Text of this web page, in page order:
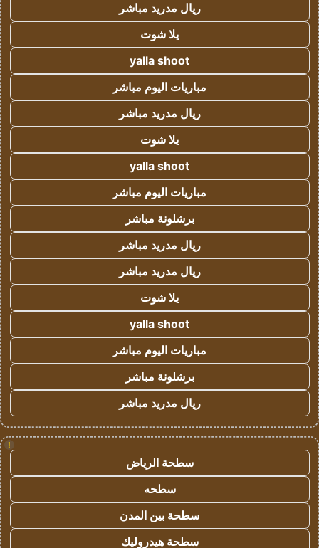
ريال مدريد مباشر
يلا شوت
yalla shoot
مباريات اليوم مباشر
ريال مدريد مباشر
يلا شوت
yalla shoot
مباريات اليوم مباشر
برشلونة مباشر
ريال مدريد مباشر
ريال مدريد مباشر
يلا شوت
yalla shoot
مباريات اليوم مباشر
برشلونة مباشر
ريال مدريد مباشر
!
سطحة الرياض
سطحه
سطحة بين المدن
سطحة هيدروليك